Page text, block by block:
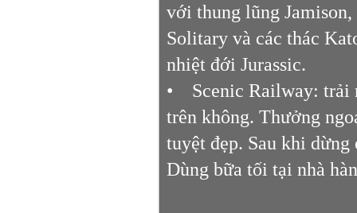
với thung lũng Jamison,
Solitary và các thác
nhiệt đới Jurassic.
• Scenic Railway: trải
trên không. Thưởng
tuyệt đẹp. Sau khi
Dùng bữa tối tại nhà